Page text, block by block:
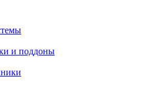
и поддоны